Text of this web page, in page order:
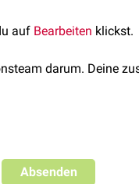
vonZidovudin oder
auf Bearbeiten klickst.
darum. Deine
Absenden